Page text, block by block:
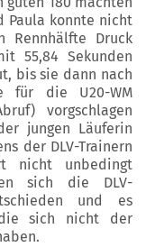
Paula konnte nicht
Rennhälfte Druck
55,84 Sekunden
bis sie dann nach
für die U20-WM
vorgschlagen
jungen Läuferin
der DLV-Trainern
nicht unbedingt
sich die DLV-
und es
die sich nicht der